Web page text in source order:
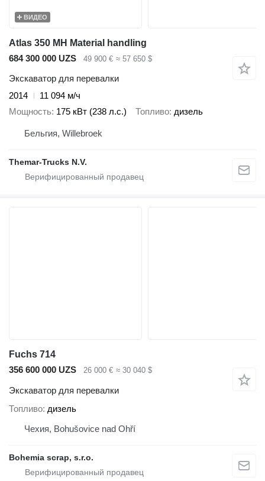
ВИДЕО
Atlas 350 MH Material handling
684 300 000 UZS
49 900 € ≈ 57 650 $
Экскаватор для перевалки
2014
11 094 м/ч
Мощность 175 кВт (238 л.с.) Топливо дизель
Бельгия, Willebroek
Themar-Trucks N.V.
Fuchs 714
356 600 000 UZS
26 000 € ≈ 30 040 $
Экскаватор для перевалки
Топливо дизель
Чехия, Bohušovice nad Ohří
Bohemia scrap, s.r.o.